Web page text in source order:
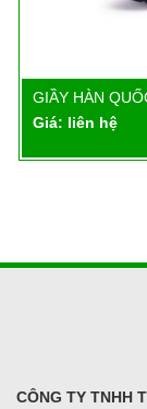
GIẦY HÀN
Giá: liên hệ
CÔNG TY TNHH